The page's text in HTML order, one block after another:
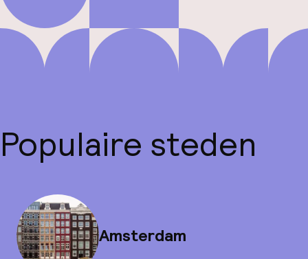
Populaire steden
Amsterdam